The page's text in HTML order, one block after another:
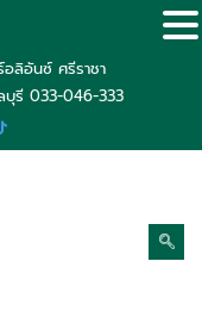
อลิอันซ์ ศรีราชา
บุรี 033-046-333